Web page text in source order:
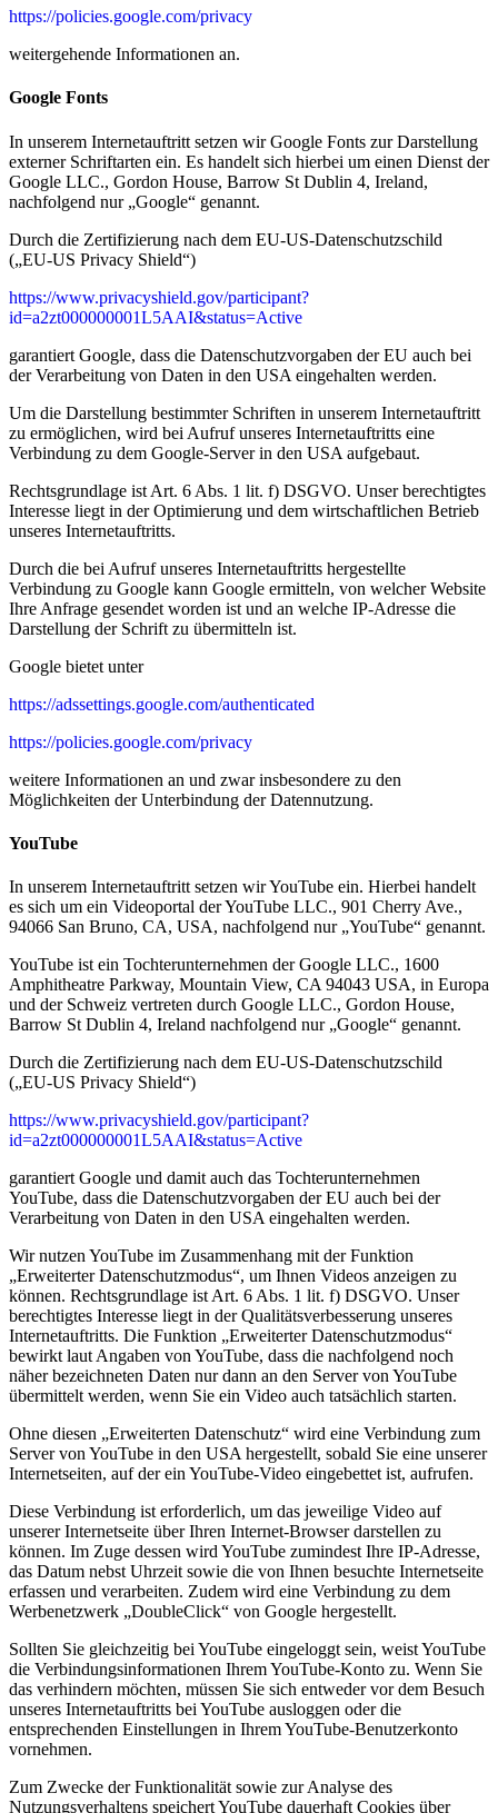
https://policies.google.com/privacy
weitergehende Informationen an.
Google Fonts
In unserem Internetauftritt setzen wir Google Fonts zur Darstellung
externer Schriftarten ein. Es handelt sich hierbei um einen Dienst der
Google LLC., Gordon House, Barrow St Dublin 4, Ireland,
nachfolgend nur „Google“ genannt.
Durch die Zertifizierung nach dem EU-US-Datenschutzschild
(„EU-US Privacy Shield“)
https://www.privacyshield.gov/participant?
id=a2zt000000001L5AAI&status=Active
garantiert Google, dass die Datenschutzvorgaben der EU auch bei
der Verarbeitung von Daten in den USA eingehalten werden.
Um die Darstellung bestimmter Schriften in unserem Internetauftritt
zu ermöglichen, wird bei Aufruf unseres Internetauftritts eine
Verbindung zu dem Google-Server in den USA aufgebaut.
Rechtsgrundlage ist Art. 6 Abs. 1 lit. f) DSGVO. Unser berechtigtes
Interesse liegt in der Optimierung und dem wirtschaftlichen Betrieb
unseres Internetauftritts.
Durch die bei Aufruf unseres Internetauftritts hergestellte
Verbindung zu Google kann Google ermitteln, von welcher Website
Ihre Anfrage gesendet worden ist und an welche IP-Adresse die
Darstellung der Schrift zu übermitteln ist.
Google bietet unter
https://adssettings.google.com/authenticated
https://policies.google.com/privacy
weitere Informationen an und zwar insbesondere zu den
Möglichkeiten der Unterbindung der Datennutzung.
YouTube
In unserem Internetauftritt setzen wir YouTube ein. Hierbei handelt
es sich um ein Videoportal der YouTube LLC., 901 Cherry Ave.,
94066 San Bruno, CA, USA, nachfolgend nur „YouTube“ genannt.
YouTube ist ein Tochterunternehmen der Google LLC., 1600
Amphitheatre Parkway, Mountain View, CA 94043 USA, in Europa
und der Schweiz vertreten durch Google LLC., Gordon House,
Barrow St Dublin 4, Ireland nachfolgend nur „Google“ genannt.
Durch die Zertifizierung nach dem EU-US-Datenschutzschild
(„EU-US Privacy Shield“)
https://www.privacyshield.gov/participant?
id=a2zt000000001L5AAI&status=Active
garantiert Google und damit auch das Tochterunternehmen
YouTube, dass die Datenschutzvorgaben der EU auch bei der
Verarbeitung von Daten in den USA eingehalten werden.
Wir nutzen YouTube im Zusammenhang mit der Funktion
„Erweiterter Datenschutzmodus“, um Ihnen Videos anzeigen zu
können. Rechtsgrundlage ist Art. 6 Abs. 1 lit. f) DSGVO. Unser
berechtigtes Interesse liegt in der Qualitätsverbesserung unseres
Internetauftritts. Die Funktion „Erweiterter Datenschutzmodus“
bewirkt laut Angaben von YouTube, dass die nachfolgend noch
näher bezeichneten Daten nur dann an den Server von YouTube
übermittelt werden, wenn Sie ein Video auch tatsächlich starten.
Ohne diesen „Erweiterten Datenschutz“ wird eine Verbindung zum
Server von YouTube in den USA hergestellt, sobald Sie eine unserer
Internetseiten, auf der ein YouTube-Video eingebettet ist, aufrufen.
Diese Verbindung ist erforderlich, um das jeweilige Video auf
unserer Internetseite über Ihren Internet-Browser darstellen zu
können. Im Zuge dessen wird YouTube zumindest Ihre IP-Adresse,
das Datum nebst Uhrzeit sowie die von Ihnen besuchte Internetseite
erfassen und verarbeiten. Zudem wird eine Verbindung zu dem
Werbenetzwerk „DoubleClick“ von Google hergestellt.
Sollten Sie gleichzeitig bei YouTube eingeloggt sein, weist YouTube
die Verbindungsinformationen Ihrem YouTube-Konto zu. Wenn Sie
das verhindern möchten, müssen Sie sich entweder vor dem Besuch
unseres Internetauftritts bei YouTube ausloggen oder die
entsprechenden Einstellungen in Ihrem YouTube-Benutzerkonto
vornehmen.
Zum Zwecke der Funktionalität sowie zur Analyse des
Nutzungsverhaltens speichert YouTube dauerhaft Cookies über